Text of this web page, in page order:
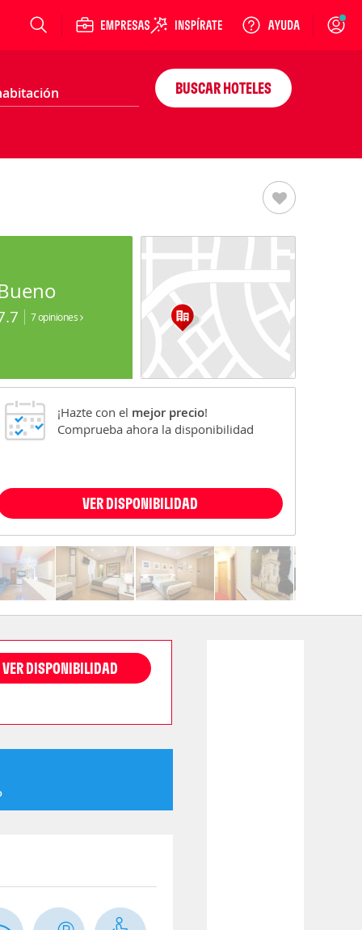
Login
BUSCAR HOTELES
7 opiniones
¡Hazte con el mejor precio!
Comprueba ahora la disponibilidad
VER DISPONIBILIDAD
VER DISPONIBILIDAD